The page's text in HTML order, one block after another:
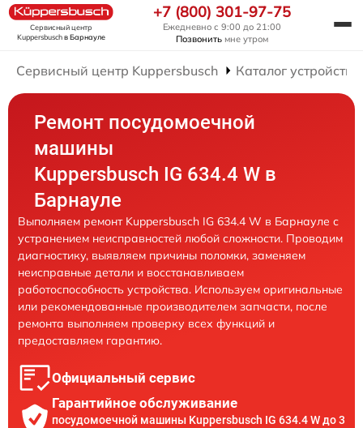
Сервисный центр
Kuppersbuschв Барнауле
+7 (800) 301-97-75
Ежедневно с 9:00 до 21:00
Позвонить мне утром
Сервисный центр Kuppersbusch Каталог устройств
Ремонт посудомоечной
машины
Kuppersbusch IG 634.4 W в
Барнауле
Выполняем ремонт Kuppersbusch IG 634.4 W в Барнауле с
устранением неисправностей любой сложности. Проводим
диагностику, выявляем причины поломки, заменяем
неисправные детали и восстанавливаем
работоспособность устройства. Используем оригинальные
или рекомендованные производителем запчасти, после
ремонта выполняем проверку всех функций и
предоставляем гарантию.
Официальный сервис
Гарантийное обслуживание
посудомоечной машины Kuppersbusch IG 634.4 W до 3